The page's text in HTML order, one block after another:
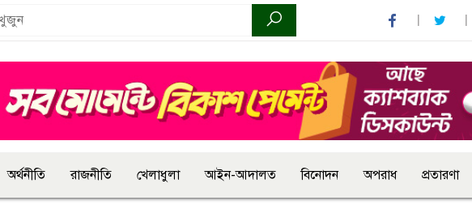
অর্থনীতি রাজনীতি খেলাধুলা আইন-আদালত বিনোদন অপরাধ প্রতারণা